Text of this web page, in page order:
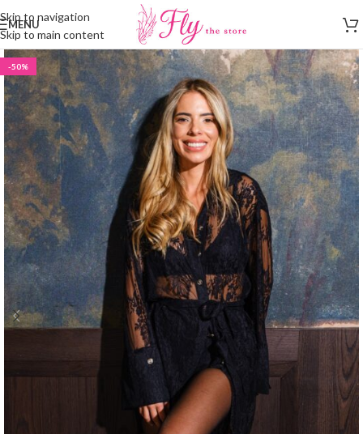
Skip to navigation
Skip to main content
MENU
-50%